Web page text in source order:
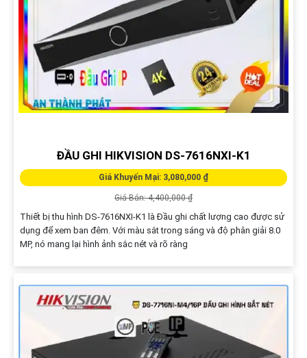
ĐẦU GHI HIKVISION DS-7616NXI-K1
Giá Khuyến Mại: 3,080,000 ₫
Giá Bán: 4,400,000 ₫
Thiết bị thu hình DS-7616NXI-K1 là Đầu ghi chất lượng cao được sử
dụng để xem ban đêm. Với màu sắt trong sáng và độ phân giải 8.0
MP, nó mang lại hình ảnh sắc nét và rõ ràng